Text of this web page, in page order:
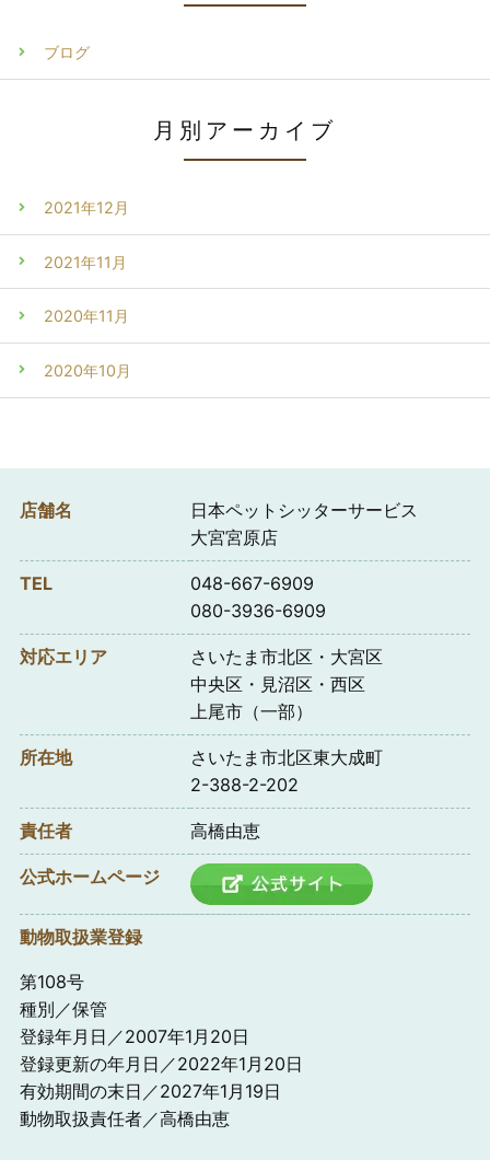
ブログ
月別アーカイブ
2021年12月
2021年11月
2020年11月
2020年10月
店舗名
日本ペットシッターサービス
大宮宮原店
TEL
048-667-6909
080-3936-6909
対応エリア
さいたま市北区・大宮区
中央区・見沼区・西区
上尾市（一部）
所在地
さいたま市北区東大成町
2-388-2-202
責任者 高橋由恵
公式ホームページ
動物取扱業登録
第108号
種別／保管
登録年月日／2007年1月20日
登録更新の年月日／2022年1月20日
有効期間の末日／2027年1月19日
動物取扱責任者／高橋由恵